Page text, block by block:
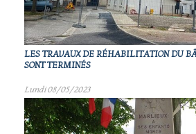
LES TRAVAUX DE RÉHABILITATION DU
SONT TERMINÉS
Lundi 08/05/2023